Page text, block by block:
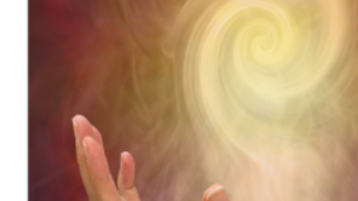
CONFERENCE
Mon parcours de